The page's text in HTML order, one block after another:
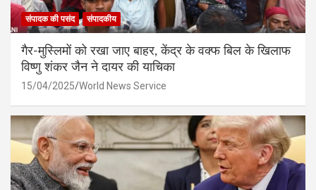
संपादक की पसंद संपादकीय
गैर-मुस्लिमों को रखा जाए बाहर, केंद्र के वक्फ बिल के खिलाफ
विष्णु शंकर जैन ने दायर की याचिका
15/04/2025 World News Service